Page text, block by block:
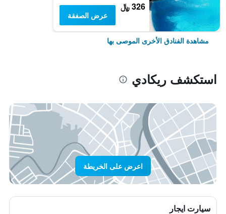
326 ﷼
عرض الصفقة
مشاهدة الفنادق الأخرى الموصى بها
استكشف ريكادي
اعرض على الخريطة
سيارت ايجار